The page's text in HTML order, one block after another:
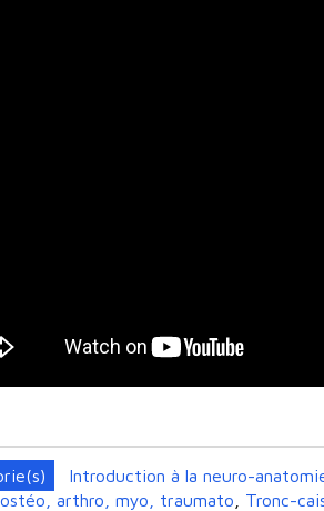
Introduction à la neuro-
arthro, myo, traumato
Tronc-